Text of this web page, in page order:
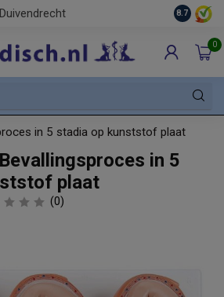
8.7
0
in 5 stadia op kunststof plaat
in 5
plaat
(0)